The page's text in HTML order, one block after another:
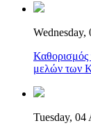
Wednesday,
Καθορισμός
μελών των
Tuesday, 04